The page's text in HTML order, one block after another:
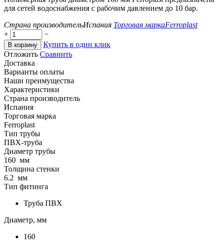
для сетей водоснабжения с рабочим давлением до 10 бар.
Страна производительИспания Торговая маркаFerroplast
+
−
В корзину
Купить в один клик
Отложить Сравнить
Доставка
Варианты оплаты
Наши преимущества
Характеристики
Страна производитель
Испания
Торговая марка
Ferroplast
Тип трубы
ПВХ-труба
Диаметр трубы
160 мм
Толщина стенки
6.2 мм
Тип фитинга
Труба ПВХ
Диаметр, мм
160